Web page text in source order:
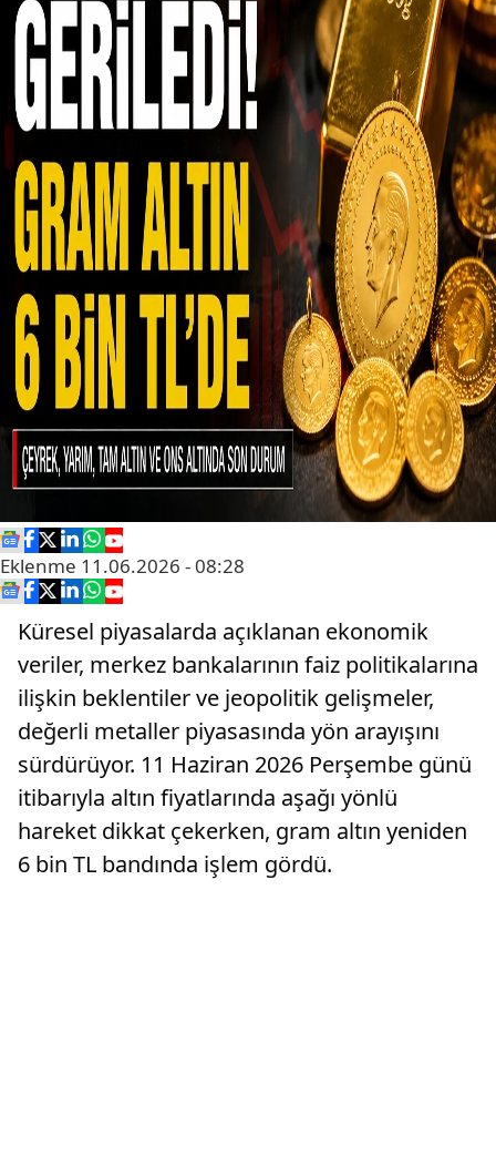
Eklenme 11.06.2026 - 08:28
Küresel piyasalarda açıklanan ekonomik
veriler, merkez bankalarının faiz politikalarına
ilişkin beklentiler ve jeopolitik gelişmeler,
değerli metaller piyasasında yön arayışını
sürdürüyor. 11 Haziran 2026 Perşembe günü
itibarıyla altın fiyatlarında aşağı yönlü
hareket dikkat çekerken, gram altın yeniden
6 bin TL bandında işlem gördü.